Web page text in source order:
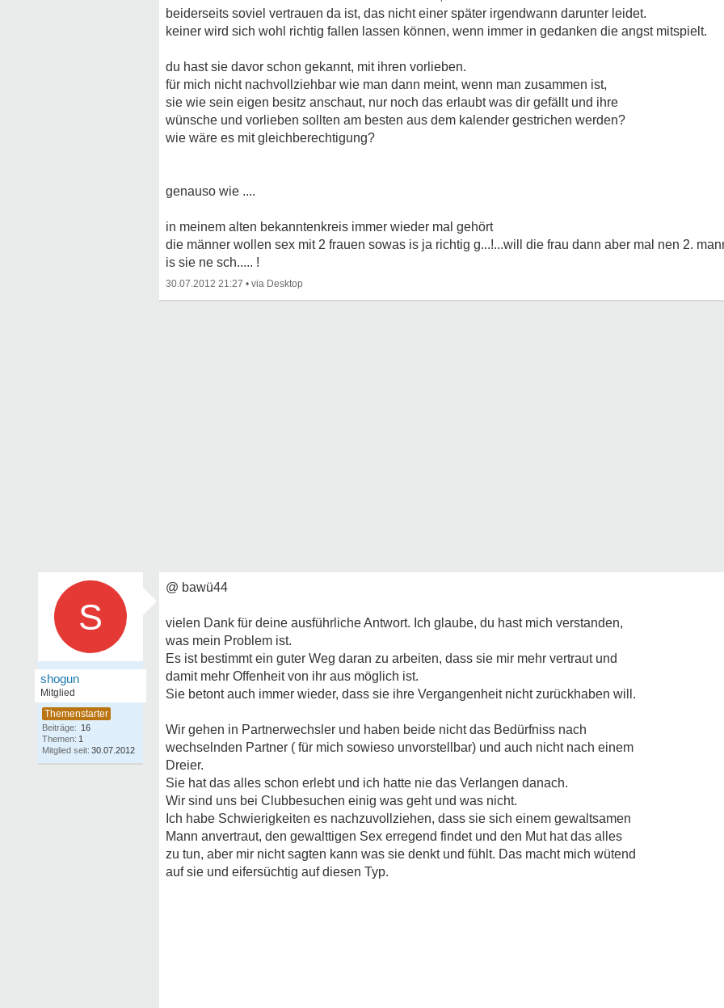
beiderseits soviel vertrauen da ist, das nicht einer später irgendwann darunter leidet.
keiner wird sich wohl richtig fallen lassen können, wenn immer in gedanken die angst mitspielt.
du hast sie davor schon gekannt, mit ihren vorlieben.
für mich nicht nachvollziehbar wie man dann meint, wenn man zusammen ist,
sie wie sein eigen besitz anschaut, nur noch das erlaubt was dir gefällt und ihre
wünsche und vorlieben sollten am besten aus dem kalender gestrichen werden?
wie wäre es mit gleichberechtigung?
genauso wie ....
in meinem alten bekanntenkreis immer wieder mal gehört
die männer wollen sex mit 2 frauen sowas is ja richtig g...!...will die frau dann aber mal nen 2.
is sie ne sch..... !
30.07.2012 21:27 •
S
shogun
Mitglied
Beiträge: 16
Themen: 1
Mitglied seit: 30.07.2012
@ bawü44
vielen Dank für deine ausführliche Antwort. Ich glaube, du hast mich verstanden,
was mein Problem ist.
Es ist bestimmt ein guter Weg daran zu arbeiten, dass sie mir mehr vertraut und
damit mehr Offenheit von ihr aus möglich ist.
Sie betont auch immer wieder, dass sie ihre Vergangenheit nicht zurückhaben will.
Wir gehen in Partnerwechsler und haben beide nicht das Bedürfniss nach
wechselnden Partner ( für mich sowieso unvorstellbar) und auch nicht nach einem
Dreier.
Sie hat das alles schon erlebt und ich hatte nie das Verlangen danach.
Wir sind uns bei Clubbesuchen einig was geht und was nicht.
Ich habe Schwierigkeiten es nachzuvollziehen, dass sie sich einem gewaltsamen
Mann anvertraut, den gewalttigen Sex erregend findet und den Mut hat das alles
zu tun, aber mir nicht sagten kann was sie denkt und fühlt. Das macht mich wütend
auf sie und eifersüchtig auf diesen Typ.